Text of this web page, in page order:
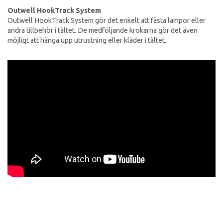
Outwell HookTrack System
Outwell HookTrack System gör det enkelt att fästa lampor eller
andra tillbehör i tältet. De medföljande krokarna gör det även
möjligt att hänga upp utrustning eller kläder i tältet.